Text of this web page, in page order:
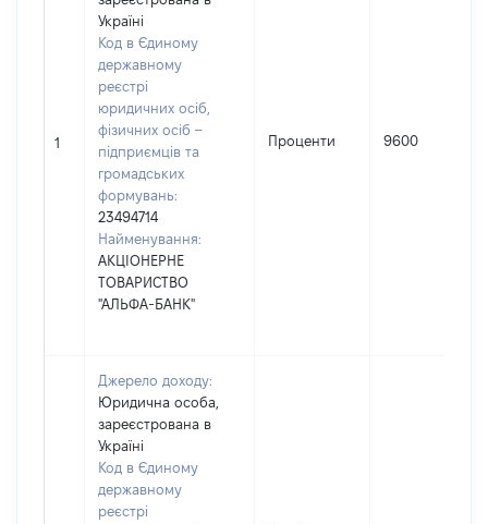
1
Україні
Код в Єдиному
державному
реєстрі
юридичних осіб,
фізичних осіб –
підприємців та
громадських
формувань:
23494714
Найменування:
АКЦІОНЕРНЕ
ТОВАРИСТВО
"АЛЬФА-БАНК"
Проценти 9600
Джерело доходу:
Юридична особа,
зареєстрована в
Україні
Код в Єдиному
державному
реєстрі